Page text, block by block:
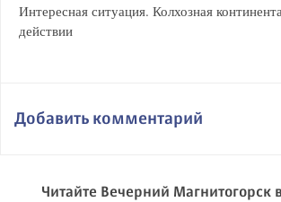
Интересная ситуация. Колхозная
действии
Добавить комментарий
Читайте Вечерний Магнитогорск